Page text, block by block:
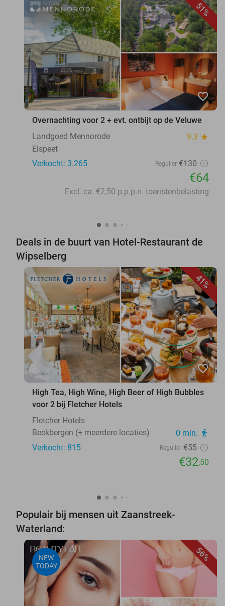
51%
favorite_border
Overnachting voor 2 + evt. ontbijt op de Veluwe
Landgoed Mennorode
9.3 star
Elspeet
Verkocht: 3.265
Regulier €130
€64
Excl. ca. €2,50 p.p.p.n. toeristenbelasting
Deals in de buurt van Hotel-Restaurant de
Wipselberg
41%
favorite_border
High Tea, High Wine, High Beer of High Bubbles
voor 2 bij Fletcher Hotels
Fletcher Hotels
Beekbergen (+ meerdere locaties)
0 min. directions_walk
Verkocht: 815 Regulier €55
€32,50
Populair bij mensen uit Zaanstreek-
Waterland:
56%
NEW
TODAY